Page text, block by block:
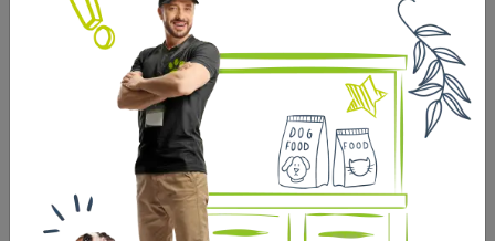
4 ,50 €
Prix au kg : 45 €